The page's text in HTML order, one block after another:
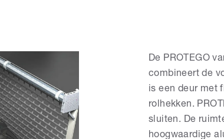
De PROTEGO
combineert de
is een deur met
rolhekken.
sluiten. De
hoogwaardige